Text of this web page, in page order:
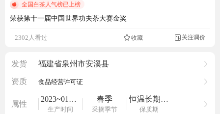
全国白茶人气榜已上榜
荣获第十一届中国世界功夫茶大赛金奖
2302人看过
收藏 关注调价
发货 福建省泉州市安溪县
资质 食品经营许可证
属性
2023~01~03 ~ 2023~12~24
生产时间
春季
采摘季节
恒温长期保存
保质期